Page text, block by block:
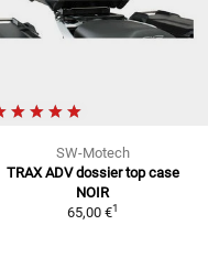
SW-Motech
TRAX ADV dossier top case
NOIR
65,00 €1